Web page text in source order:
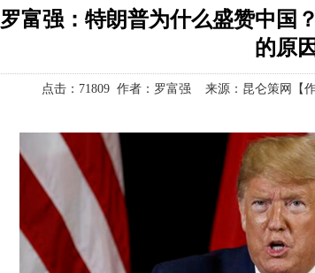
罗富强：特朗普为什么盛赞中国
的原因
点击： 71809 作者：罗富强 来源：昆仑策网【